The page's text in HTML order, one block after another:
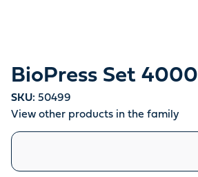
BioPress Set 4000
SKU: 50499
View other products in the family
Similar products